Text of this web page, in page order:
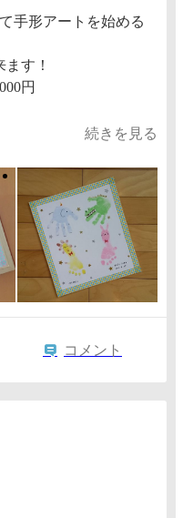
手形アートを始める
す！
円
続きを見る
コメント